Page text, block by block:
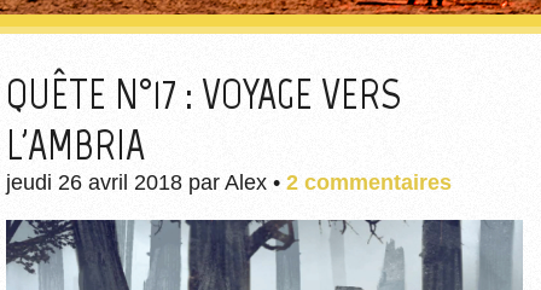
QUÊTE N°17 : VOYAGE VERS
L'AMBRIA
jeudi 26 avril 2018 par Alex • 2 commentaires